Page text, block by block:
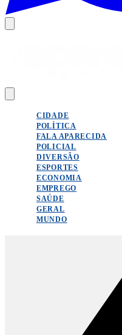
CIDADE
POLÍTICA
FALA APARECIDA
POLICIAL
DIVERSÃO
ESPORTES
ECONOMIA
EMPREGO
SAÚDE
GERAL
MUNDO